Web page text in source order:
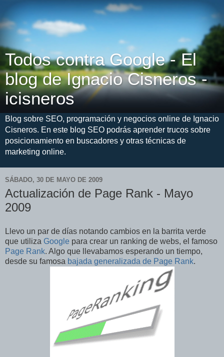
Todos contra Google - El
blog de Ignacio Cisneros -
icisneros
Blog sobre SEO, programación y negocios online de Ignacio
Cisneros. En este blog SEO podrás aprender trucos sobre
posicionamiento en buscadores y otras técnicas de
marketing online.
SÁBADO, 30 DE MAYO DE 2009
Actualización de Page Rank - Mayo
2009
Llevo un par de días notando cambios en la barrita verde
que utiliza Google para crear un ranking de webs, el famoso
Page Rank. Algo que llevabamos esperando un tiempo,
desde su famosa bajada generalizada de Page Rank.